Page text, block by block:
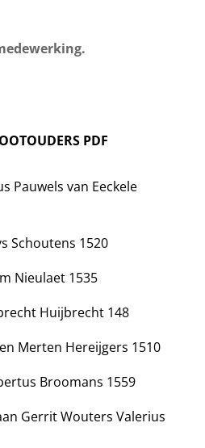
PDF
Pauwels van Eeckele
Schoutens 1520
Nieulaet 1535
Huijbrecht 148
Merten Hereijgers 1510
Broomans 1559
Gerrit Wouters Valerius